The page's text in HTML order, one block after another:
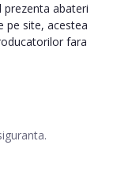
prezenta abateri
pe site, acestea
fara